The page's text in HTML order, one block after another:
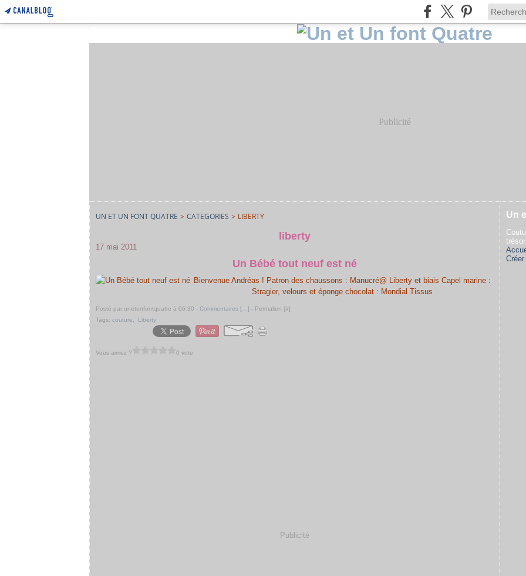
Publicité
UN ET UN FONT QUATRE > CATEGORIES > LIBERTY
liberty
17 mai 2011
Un Bébé tout neuf est né
Bienvenue Andréas ! Patron des chaussons : Manucré@ Liberty et biais Capel marine :
Stragier, velours et éponge chocolat : Mondial Tissus
Posté par unetunfontquatre à 06:30 - Commentaires [ ] - Permalien [#]
Tags: couture Liberty
Vous aimez ? 0 vote
Publicité
Un